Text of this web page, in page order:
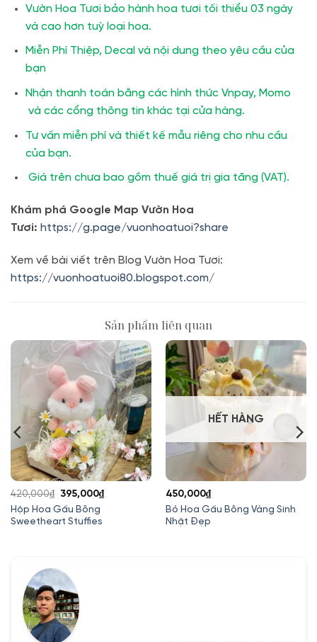
Vườn Hoa Tươi bảo hành hoa tươi tối thiểu 03 ngày
và cao hơn tuỳ loại hoa.
Miễn Phí Thiệp, Decal và nội dung theo yêu cầu của
bạn
Nhận thanh toán bằng các hình thức Vnpay, Momo
và các cổng thông tin khác tại cửa hàng.
Tư vấn miễn phí và thiết kế mẫu riêng cho nhu cầu
của bạn.
Giá trên chưa bao gồm thuế giá trị gia tăng (VAT).
Khám phá Google Map Vườn Hoa
Tươi: https://g.page/vuonhoatuoi?share
Xem về bài viết trên Blog Vườn Hoa Tươi:
https://vuonhoatuoi80.blogspot.com/
Sản phẩm liên quan
Hộp Hoa Gấu Bông
Sweetheart Stuffies
420,000₫
Giá
gốc
là:
395,000₫Giá
HẾT HÀNG
Bó Hoa Gấu Bông Vàng Sinh
Nhật Đẹp
450,000₫